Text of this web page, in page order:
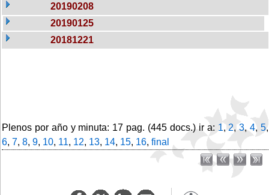
20190208
20190125
20181221
Plenos por año y minuta: 17 pag. (445 docs.) ir a: 1,2,3,4,5,
6, 7, 8, 9, 10, 11, 12, 13, 14, 15, 16, final